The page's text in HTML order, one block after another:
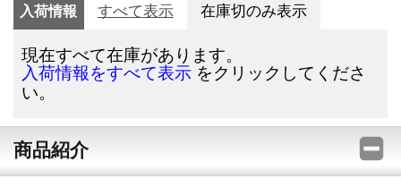
入荷情報 すべて表示 在庫切のみ表示
現在すべて在庫があります。
入荷情報をすべて表示 をクリックしてくださ
い。
商品紹介